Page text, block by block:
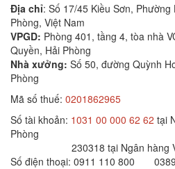
Địa chỉ: Số 17/45 Kiều Sơn,
Phòng, Việt Nam
VPGD: Phòng 401, tầng 4, tòa nhà
Quyền, Hải Phòng
Nhà xưởng: Số 50, đường Quỳnh
Phòng
Mã số thuế: 0201862965
Số tài khoản: 1031 00 000 62 62 tại
Phòng
230318 tại Ngân hàng
Số điện thoại: 0911 110 800